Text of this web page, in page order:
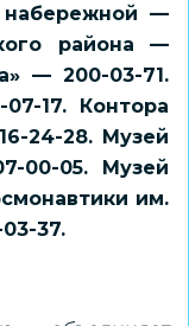
набережной —
района —
— 200-03-71.
17. Контора
24-28. Музей
00-05. Музей
им.
37.